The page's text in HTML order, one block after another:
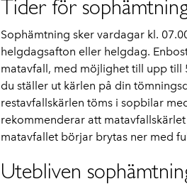
Tider för
Sophämtning sker vardagar kl.
helgdagsafton eller helgdag.
matavfall, med möjlighet till upp till
du ställer ut kärlen på din
restavfallskärlen töms i sopbilar
rekommenderar att
matavfallet börjar brytas ner med
Utebliven